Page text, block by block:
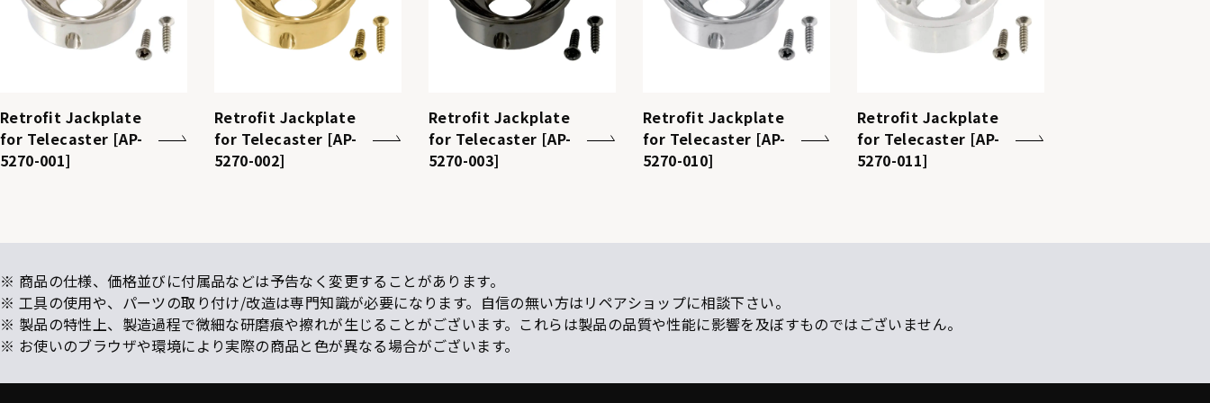
Retrofit Jackplate
for Telecaster [AP-
5270-001]
Retrofit Jackplate
for Telecaster [AP-
5270-002]
Retrofit Jackplate
for Telecaster [AP-
5270-003]
Retrofit Jackplate
for Telecaster [AP-
5270-010]
Retrofit Jackplate
for Telecaster [AP-
5270-011]
※ 商品の仕様、価格並びに付属品などは予告なく変更することがあります。
※ 工具の使用や、パーツの取り付け/改造は専門知識が必要になります。自信の無い方はリペアショップに相談下さい。
※ 製品の特性上、製造過程で微細な研磨痕や擦れが生じることがございます。これらは製品の品質や性能に影響を及ぼすものではございません。
※ お使いのブラウザや環境により実際の商品と色が異なる場合がございます。